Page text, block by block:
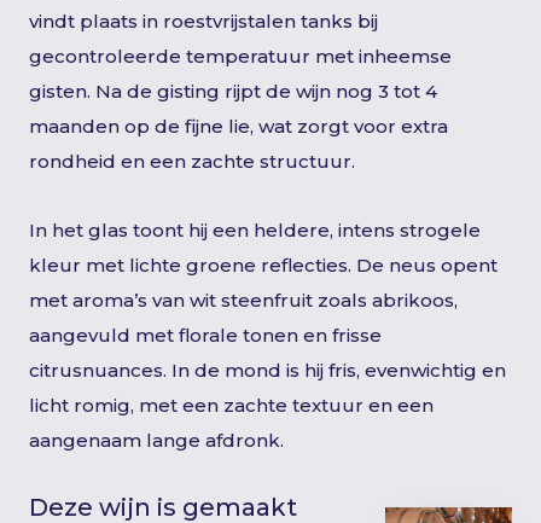
vindt plaats in roestvrijstalen tanks bij
gecontroleerde temperatuur met inheemse
gisten. Na de gisting rijpt de wijn nog 3 tot 4
maanden op de fijne lie, wat zorgt voor extra
rondheid en een zachte structuur.
In het glas toont hij een heldere, intens strogele
kleur met lichte groene reflecties. De neus opent
met aroma’s van wit steenfruit zoals abrikoos,
aangevuld met florale tonen en frisse
citrusnuances. In de mond is hij fris, evenwichtig en
licht romig, met een zachte textuur en een
aangenaam lange afdronk.
Deze wijn is gemaakt